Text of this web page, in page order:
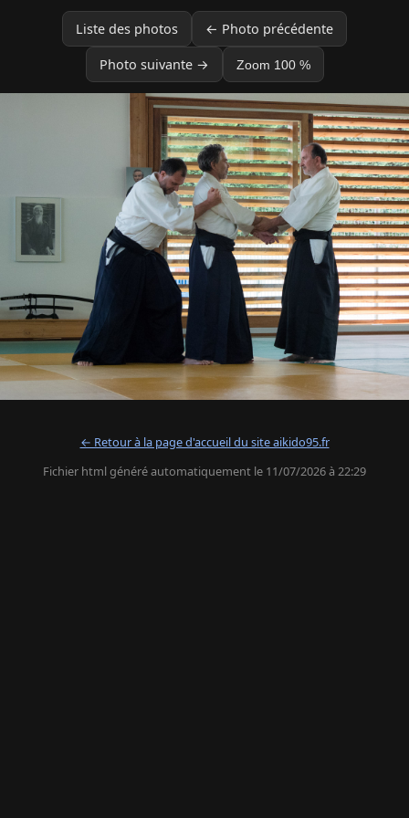
Liste des photos ← Photo précédente
Photo suivante → Zoom 100 %
← Retour à la page d'accueil du site aikido95.fr
Fichier html généré automatiquement le 11/07/2026 à 22:29